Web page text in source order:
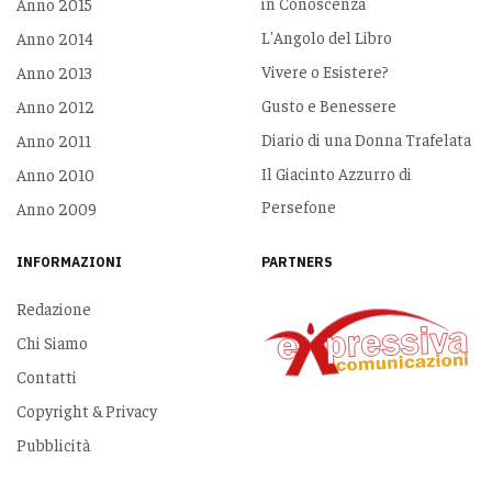
Anno 2014
Anno 2013
Anno 2012
Anno 2011
Anno 2010
Anno 2009
L'Angolo del Libro
Vivere o Esistere?
Gusto e Benessere
Diario di una Donna Trafelata
Il Giacinto Azzurro di
Persefone
INFORMAZIONI
Redazione
Chi Siamo
Contatti
Copyright & Privacy
Pubblicità
PARTNERS